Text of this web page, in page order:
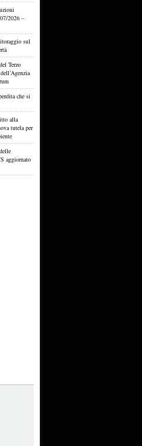
2026 –
sul
Terzo
che si
alla
tutela per
aggiornato